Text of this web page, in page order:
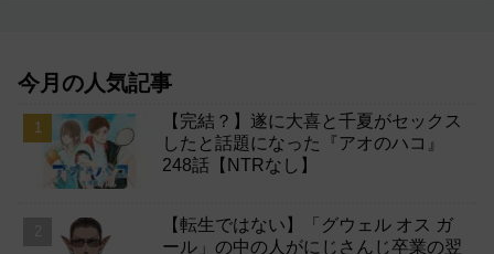
今月の人気記事
【完結？】遂に大喜と千夏がセックス
したと話題になった『アオのハコ』
248話【NTRなし】
【転生ではない】「グウェル オス ガ
ール」の中の人がにじさんじ卒業の翌